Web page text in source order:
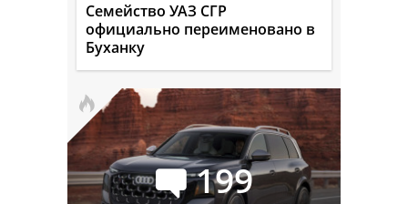
Семейство УАЗ СГР
официально переименовано в
Буханку
199